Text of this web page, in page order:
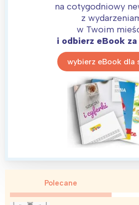
na cotygodniowy
z
w Twoim
i odbierz eBook za
wybierz eBook dla
Polecane
Interesują mnie
tego
Warszawa
Wrocław